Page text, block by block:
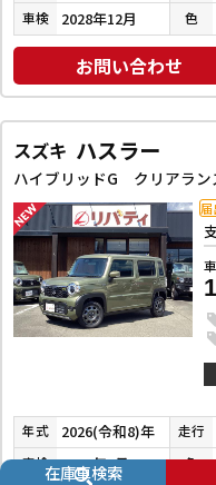
車検 2028年12月 色
お問い合わせ
スズキ ハスラー
届
年式 2026(令和8)年 走行
車検 2029年6月 色
在庫車検索